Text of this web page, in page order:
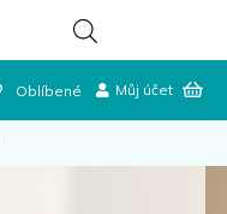
Oblíbené Můj účet